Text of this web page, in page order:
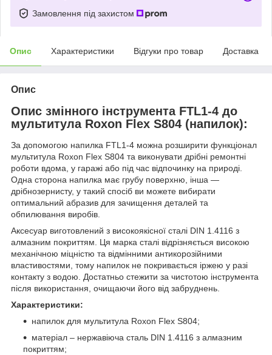
Замовлення під захистом
Опис Характеристики Відгуки про товар Доставка
Опис
Опис змінного інструмента FTL1-4 до
мультитула Roxon Flex S804 (напилок):
За допомогою напилка FTL1-4 можна розширити функціонал
мультитула Roxon Flex S804 та виконувати дрібні ремонтні
роботи вдома, у гаражі або під час відпочинку на природі.
Одна сторона напилка має грубу поверхню, інша —
дрібнозернисту, у такий спосіб ви можете вибирати
оптимальний абразив для зачищення деталей та
обпилювання виробів.
Аксесуар виготовлений з високоякісної сталі DIN 1.4116 з
алмазним покриттям. Ця марка сталі відрізняється високою
механічною міцністю та відмінними антикорозійними
властивостями, тому напилок не покривається іржею у разі
контакту з водою. Достатньо стежити за чистотою інструмента
після використання, очищаючи його від забруднень.
Характеристики:
напилок для мультитула Roxon Flex S804;
матеріал – нержавіюча сталь DIN 1.4116 з алмазним
покриттям;